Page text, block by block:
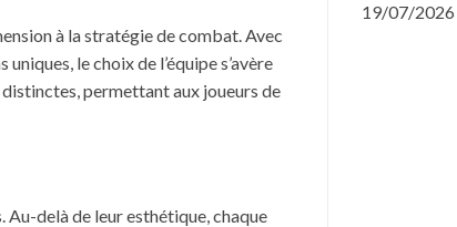
à la stratégie de combat. Avec
le choix de l’équipe s’avère
permettant aux joueurs de
Au-delà de leur esthétique, chaque
19/07/2026